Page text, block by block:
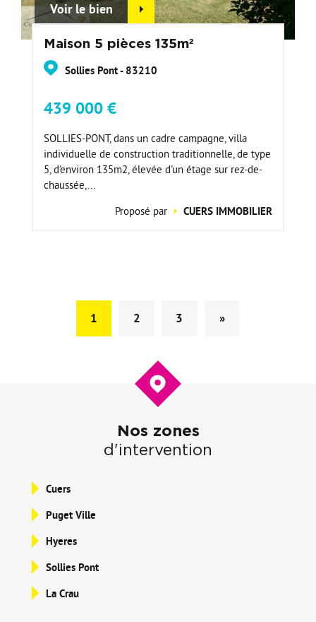
Voir le bien
Maison 5 pièces 135m²
Sollies Pont - 83210
439 000 €
SOLLIES-PONT, dans un cadre campagne, villa
individuelle de construction traditionnelle, de type
5, d'environ 135m2, élevée d'un étage sur rez-de-
chaussée,...
Proposé par
CUERS IMMOBILIER
1 2 3 »
Nos zones
d'intervention
Cuers
Puget Ville
Hyeres
Sollies Pont
La Crau